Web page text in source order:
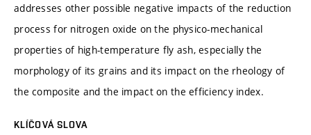
addresses other possible negative impacts of the reduction
process for nitrogen oxide on the physico-mechanical
properties of high-temperature fly ash, especially the
morphology of its grains and its impact on the rheology of
the composite and the impact on the efficiency index.
KLÍČOVÁ SLOVA